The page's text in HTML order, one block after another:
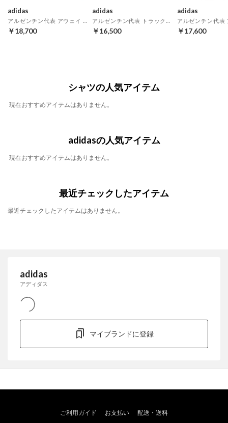
adidas
￥18,700
adidas
￥16,500
adidas
￥17,600
シャツの人気アイテム
現在おすすめアイテムはありません。
adidasの人気アイテム
現在おすすめアイテムはありません。
最近チェックしたアイテム
最近チェックしたアイテムはありません。
adidas
アディダス
マイブランドに登録
ご利用ガイド お支払い
配送・送料